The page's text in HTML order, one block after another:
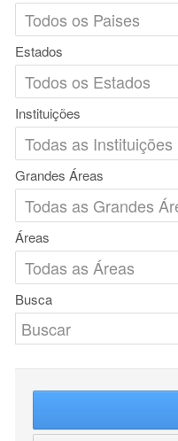
Estados
Instituições
Grandes Áreas
Áreas
Busca